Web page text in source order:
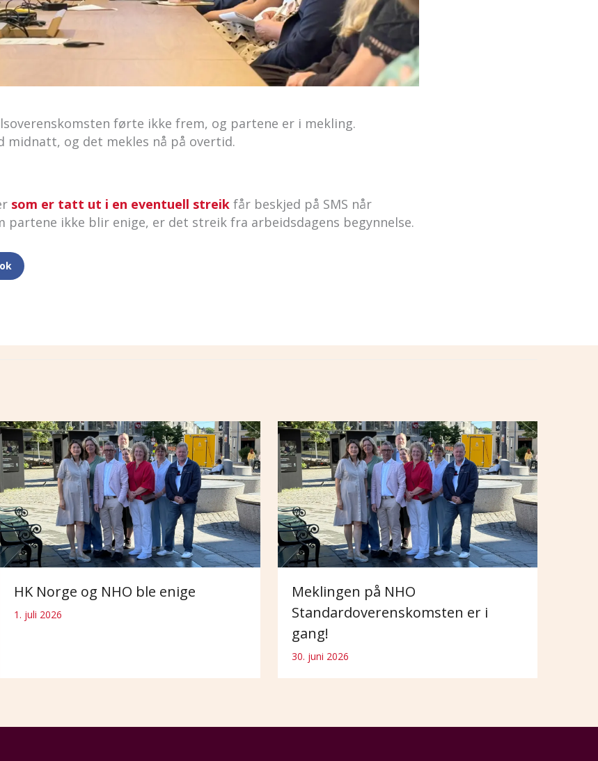
førte ikke frem, og partene er i mekling.
midnatt, og det mekles nå på overtid.
som er tatt ut i en eventuell streik får beskjed på SMS når
partene ikke blir enige, er det streik fra arbeidsdagens begynnelse.
HK Norge og NHO ble enige
1. juli 2026
Meklingen på NHO
Standardoverenskomsten er i
gang!
30. juni 2026